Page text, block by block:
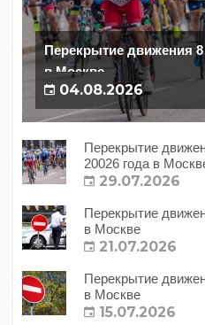
Перекрытие движения 8
в Москве
04.08.2026
Перекрытие
20026 года в
29.07.2026
Перекрытие
в Москве
21.07.2026
Перекрытие
в Москве
15.07.2026